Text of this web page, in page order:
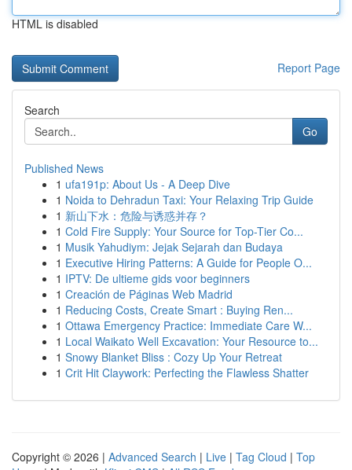
HTML is disabled
Report Page
Search
Go
Published News
1 ufa191p: About Us - A Deep Dive
1 Noida to Dehradun Taxi: Your Relaxing Trip Guide
1 新山下水：危险与诱惑并存？
1 Cold Fire Supply: Your Source for Top-Tier Co...
1 Musik Yahudiym: Jejak Sejarah dan Budaya
1 Executive Hiring Patterns: A Guide for People O...
1 IPTV: De ultieme gids voor beginners
1 Creación de Páginas Web Madrid
1 Reducing Costs, Create Smart : Buying Ren...
1 Ottawa Emergency Practice: Immediate Care W...
1 Local Waikato Well Excavation: Your Resource to...
1 Snowy Blanket Bliss : Cozy Up Your Retreat
1 Crit Hit Claywork: Perfecting the Flawless Shatter
Copyright © 2026 | Advanced Search | Live | Tag Cloud | Top